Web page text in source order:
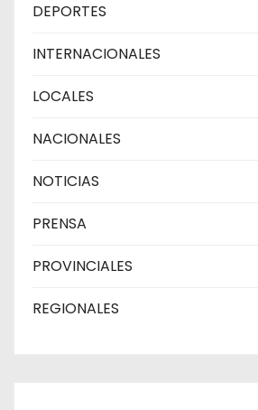
DEPORTES
INTERNACIONALES
LOCALES
NACIONALES
NOTICIAS
PRENSA
PROVINCIALES
REGIONALES